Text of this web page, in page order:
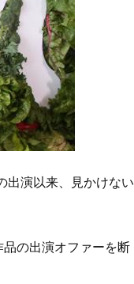
出演以来、見かけない
の出演オファーを断